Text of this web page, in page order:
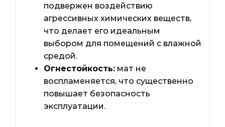
подвержен воздействию
агрессивных химических веществ,
что делает его идеальным
выбором для помещений с влажной
средой.
Огнестойкость:мат не
воспламеняется, что существенно
повышает безопасность
эксплуатации.